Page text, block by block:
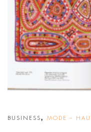
BUSINESS, MODE –